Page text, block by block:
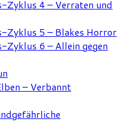
Zyklus 4 – Verraten und
Zyklus 5 – Blakes Horror
Zyklus 6 – Allein gegen
– Verbannt